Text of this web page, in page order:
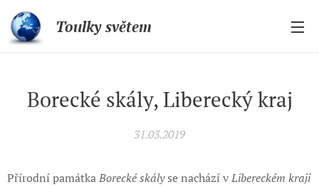
Toulky světem
Borecké skály, Liberecký kraj
31.03.2019
Přírodní památkaBorecké skályse nachází vLibereckém kraji